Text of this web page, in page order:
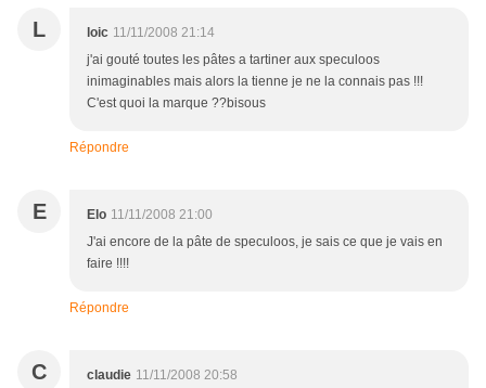
L loic 11/11/2008 21:14
j'ai gouté toutes les pâtes a tartiner aux speculoos
inimaginables mais alors la tienne je ne la connais pas !!!
C'est quoi la marque ??bisous
Répondre
E Elo 11/11/2008 21:00
J'ai encore de la pâte de speculoos, je sais ce que je vais en
faire !!!!
Répondre
C claudie 11/11/2008 20:58